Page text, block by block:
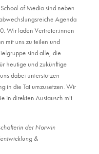
of Media sind neben
Agenda
Wir laden Vertreter:innen
mit uns zu teilen und
sind alle, die
heutige und zukünftige
dabei unterstützen
in die Tat umzusetzen. Wir
in direkten Austausch mit
der Norwin
&